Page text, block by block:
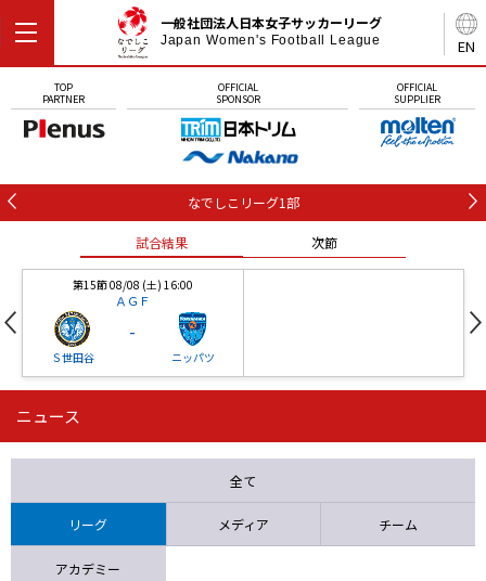
EN
一般社団法人日本女子サッカーリーグ
Japan Women's Football League
TOP
PARTNER
OFFICIAL
SPONSOR
OFFICIAL
SUPPLIER
なでしこリーグ1部
試合結果 次節
第15節 08/08 (土) 16:00
ＡＧＦ
Ｓ世田谷
-
ニッパツ
第16節 09/05 (土) 15:00
ニッパツ 石人の星
ニュース
全て
リーグ メディア チーム
アカデミー